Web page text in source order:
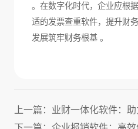
。在数字化时代，企业应根
适的发票查重软件，提升财
发展筑牢财务根基 。